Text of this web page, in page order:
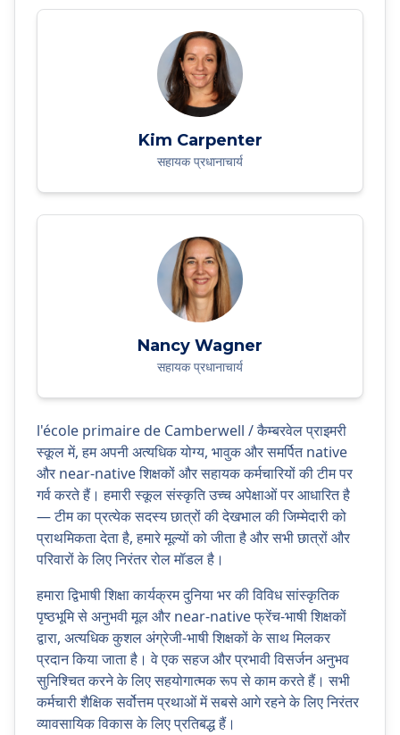
Kim Carpenter
सहायक प्रधानाचार्य
Nancy Wagner
सहायक प्रधानाचार्य
l'école primaire de Camberwell / कैम्बरवेल प्राइमरी
स्कूल में, हम अपनी अत्यधिक योग्य, भावुक और समर्पित native
और near-native शिक्षकों और सहायक कर्मचारियों की टीम पर
गर्व करते हैं। हमारी स्कूल संस्कृति उच्च अपेक्षाओं पर आधारित है
— टीम का प्रत्येक सदस्य छात्रों की देखभाल की जिम्मेदारी को
प्राथमिकता देता है, हमारे मूल्यों को जीता है और सभी छात्रों और
परिवारों के लिए निरंतर रोल मॉडल है।
हमारा द्विभाषी शिक्षा कार्यक्रम दुनिया भर की विविध सांस्कृतिक
पृष्ठभूमि से अनुभवी मूल और near-native फ्रेंच-भाषी शिक्षकों
द्वारा, अत्यधिक कुशल अंग्रेजी-भाषी शिक्षकों के साथ मिलकर
प्रदान किया जाता है। वे एक सहज और प्रभावी विसर्जन अनुभव
सुनिश्चित करने के लिए सहयोगात्मक रूप से काम करते हैं। सभी
कर्मचारी शैक्षिक सर्वोत्तम प्रथाओं में सबसे आगे रहने के लिए निरंतर
व्यावसायिक विकास के लिए प्रतिबद्ध हैं।